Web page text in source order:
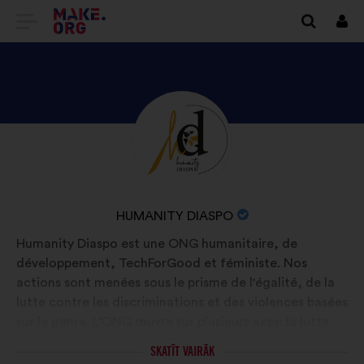
DOTIES
MAKE.ORG
SĀKUMLAPUAPSKATIET
HUMANITY
PROFILU
ORGANIZĀCIJAS
HUMANITY DIASPO
Biogrāfija:
Humanity Diaspo est une ONG humanitaire, de
développement, TechForGood et féministe. Nos
actions sont menées sous le prisme de l'égalité, de la
contre la précarité hygiénique et menstruelle, la
SKATĪT VAIRĀK